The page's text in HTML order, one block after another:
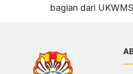
bagian dari